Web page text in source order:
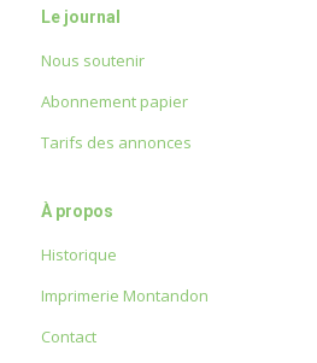
Le journal
Nous soutenir
Abonnement papier
Tarifs des annonces
À propos
Historique
Imprimerie Montandon
Contact